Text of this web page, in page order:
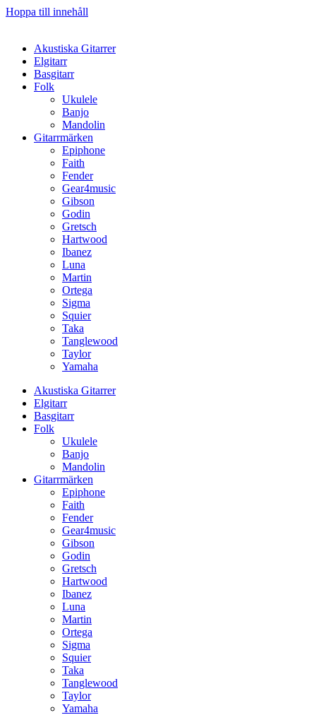
Hoppa till innehåll
Akustiska Gitarrer
Elgitarr
Basgitarr
Folk
Ukulele
Banjo
Mandolin
Gitarrmärken
Epiphone
Faith
Fender
Gear4music
Gibson
Godin
Gretsch
Hartwood
Ibanez
Luna
Martin
Ortega
Sigma
Squier
Taka
Tanglewood
Taylor
Yamaha
Akustiska Gitarrer
Elgitarr
Basgitarr
Folk
Ukulele
Banjo
Mandolin
Gitarrmärken
Epiphone
Faith
Fender
Gear4music
Gibson
Godin
Gretsch
Hartwood
Ibanez
Luna
Martin
Ortega
Sigma
Squier
Taka
Tanglewood
Taylor
Yamaha